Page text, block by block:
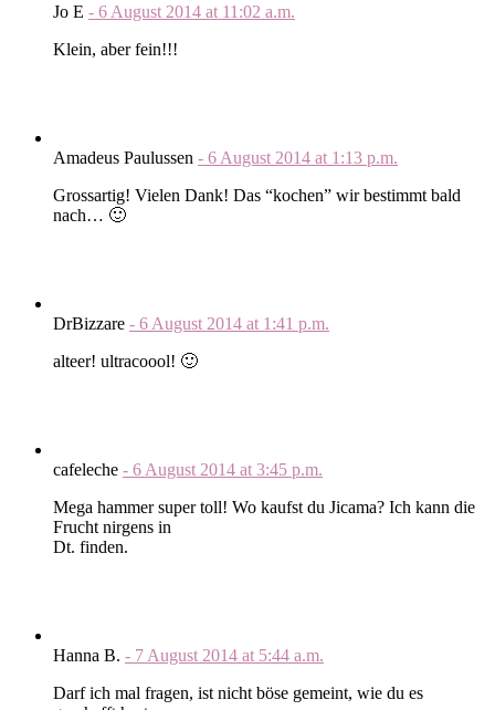
Jo E - 6 August 2014 at 11:02 a.m.
Klein, aber fein!!!
Amadeus Paulussen - 6 August 2014 at 1:13 p.m.
Grossartig! Vielen Dank! Das “kochen” wir bestimmt bald
nach… 🙂
DrBizzare - 6 August 2014 at 1:41 p.m.
alteer! ultracoool! 🙂
cafeleche - 6 August 2014 at 3:45 p.m.
Mega hammer super toll! Wo kaufst du Jicama? Ich kann die
Frucht nirgens in
Dt. finden.
Hanna B. - 7 August 2014 at 5:44 a.m.
Darf ich mal fragen, ist nicht böse gemeint, wie du es